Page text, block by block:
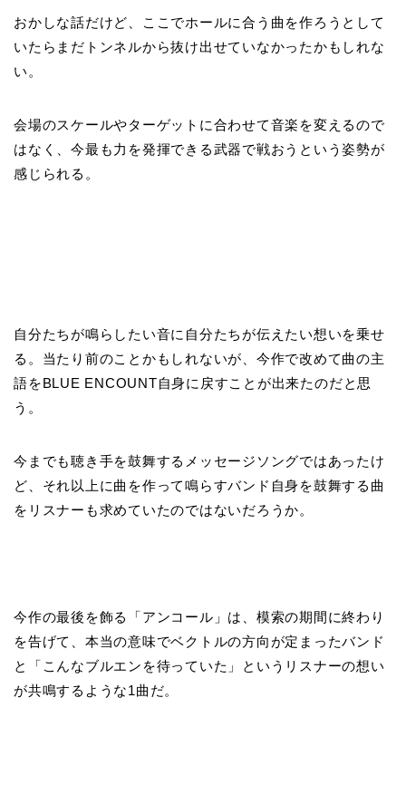
おかしな話だけど、ここでホールに合う曲を作ろうとして
いたらまだトンネルから抜け出せていなかったかもしれな
い。
会場のスケールやターゲットに合わせて音楽を変えるので
はなく、今最も力を発揮できる武器で戦おうという姿勢が
感じられる。
自分たちが鳴らしたい音に自分たちが伝えたい想いを乗せ
る。当たり前のことかもしれないが、今作で改めて曲の主
語をBLUE ENCOUNT自身に戻すことが出来たのだと思
う。
今までも聴き手を鼓舞するメッセージソングではあったけ
ど、それ以上に曲を作って鳴らすバンド自身を鼓舞する曲
をリスナーも求めていたのではないだろうか。
今作の最後を飾る「アンコール」は、模索の期間に終わり
を告げて、本当の意味でベクトルの方向が定まったバンド
と「こんなブルエンを待っていた」というリスナーの想い
が共鳴するような1曲だ。